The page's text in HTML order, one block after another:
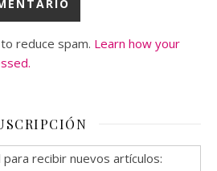
reduce spam. Learn how your
recibir nuevos artículos: